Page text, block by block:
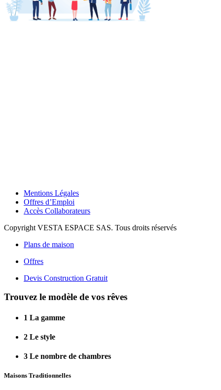
Mentions Légales
Offres d’Emploi
Accès Collaborateurs
Copyright VESTA ESPACE SAS. Tous droits réservés
Plans de maison
Offres
Devis Construction Gratuit
Trouvez le modèle de vos rêves
1 La gamme
2 Le style
3 Le nombre de chambres
Maisons Traditionnelles